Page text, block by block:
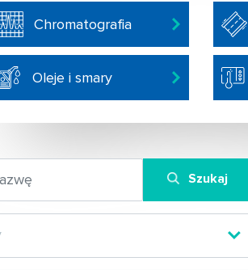
Chromatografia
Oleje i smary
Szukaj